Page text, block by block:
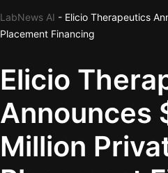
LabNews AI - Elicio Therapeutics
Placement Financing
Elicio
Announces
Million